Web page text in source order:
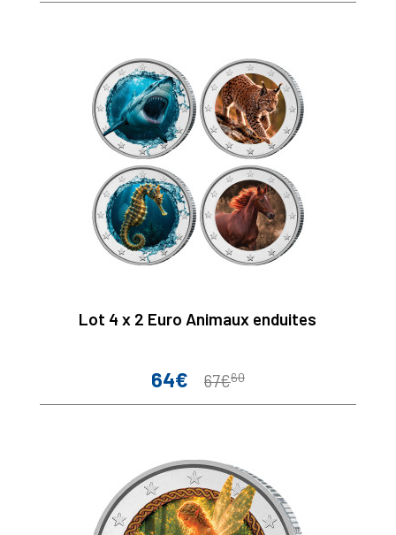
Lot 4 x 2 Euro Animaux enduites
Prix
64€
Prix
67€60